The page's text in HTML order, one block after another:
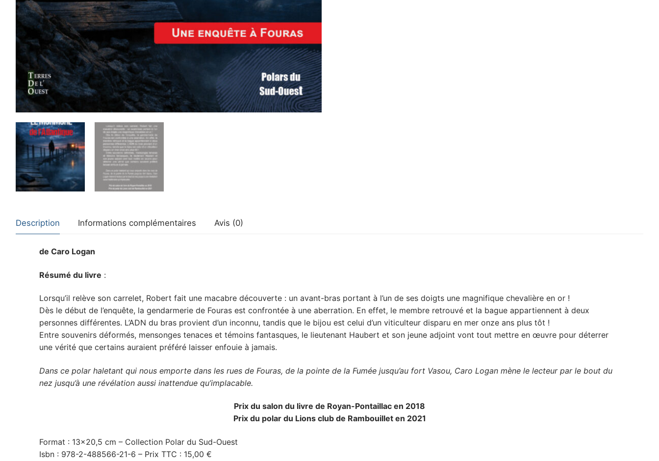
Description Informations complémentaires Avis (0)
de Caro Logan
Résumé du livre :
Lorsqu’il relève son carrelet, Robert fait une macabre découverte : un avant-bras portant à l’un de ses doigts une magnifique chevalière en or !
Dès le début de l’enquête, la gendarmerie de Fouras est confrontée à une aberration. En effet, le membre retrouvé et la bague appartiennent à deux
personnes différentes. L’ADN du bras provient d’un inconnu, tandis que le bijou est celui d’un viticulteur disparu en mer onze ans plus tôt !
Entre souvenirs déformés, mensonges tenaces et témoins fantasques, le lieutenant Haubert et son jeune adjoint vont tout mettre en œuvre pour déterrer
une vérité que certains auraient préféré laisser enfouie à jamais.
Dans ce polar haletant qui nous emporte dans les rues de Fouras, de la pointe de la Fumée jusqu’au fort Vasou, Caro Logan mène le lecteur par le bout du
nez jusqu’à une révélation aussi inattendue qu’implacable.
Prix du salon du livre de Royan-Pontaillac en 2018
Prix du polar du Lions club de Rambouillet en 2021
Format : 13×20,5 cm – Collection Polar du Sud-Ouest
Isbn : 978-2-488566-21-6 – Prix TTC : 15,00 €